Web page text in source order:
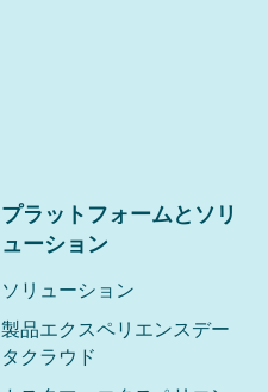
プラットフォームとソリ
ューション
ソリューション
製品エクスペリエンスデー
タクラウド